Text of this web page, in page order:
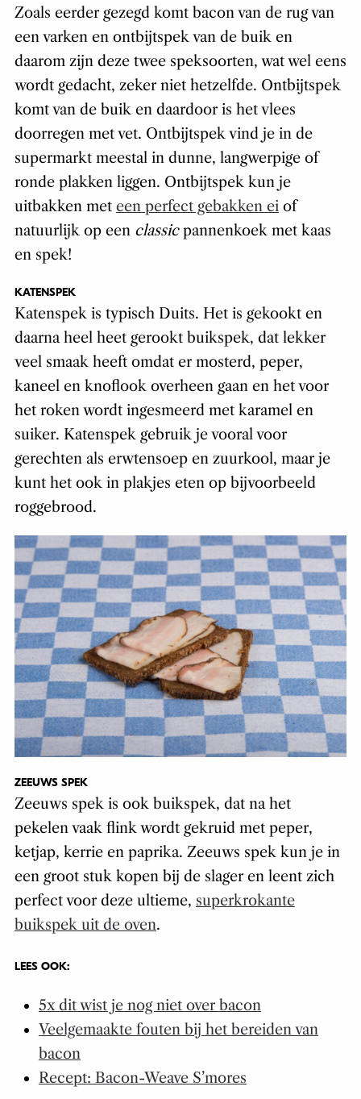
Zoals eerder gezegd komt bacon van de rug van
een varken en ontbijtspek van de buik en
daarom zijn deze twee speksoorten, wat wel eens
wordt gedacht, zeker niet hetzelfde. Ontbijtspek
komt van de buik en daardoor is het vlees
doorregen met vet. Ontbijtspek vind je in de
supermarkt meestal in dunne, langwerpige of
ronde plakken liggen. Ontbijtspek kun je
uitbakken met een perfect gebakken eiof
natuurlijk op een classicpannenkoek met kaas
en spek!
KATENSPEK
Katenspek is typisch Duits. Het is gekookt en
daarna heel heet gerookt buikspek, dat lekker
veel smaak heeft omdat er mosterd, peper,
kaneel en knoflook overheen gaan en het voor
het roken wordt ingesmeerd met karamel en
suiker. Katenspek gebruik je vooral voor
gerechten als erwtensoep en zuurkool, maar je
kunt het ook in plakjes eten op bijvoorbeeld
roggebrood.
ZEEUWS SPEK
Zeeuws spek is ook buikspek, dat na het
pekelen vaak flink wordt gekruid met peper,
ketjap, kerrie en paprika. Zeeuws spek kun je in
een groot stuk kopen bij de slager en leent zich
perfect voor deze ultieme, superkrokante
buikspek uit de oven.
LEES OOK:
5x dit wist je nog niet over bacon
Veelgemaakte fouten bij het bereiden van
bacon
Recept: Bacon-Weave S’mores